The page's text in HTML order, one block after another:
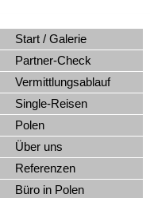
Start / Galerie
Partner-Check
Vermittlungsablauf
Single-Reisen
Polen
Über uns
Referenzen
Büro in Polen